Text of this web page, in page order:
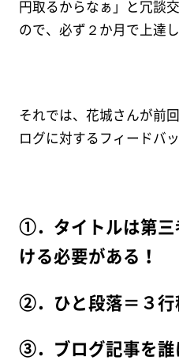
円取るからなぁ」と冗談
ので、必ず２か月で上達
それでは、花城さんが前
ログに対するフィードバ
①．タイトルは第三
ける必要がある！
②．ひと段落＝３行
③．ブログ記事を誰